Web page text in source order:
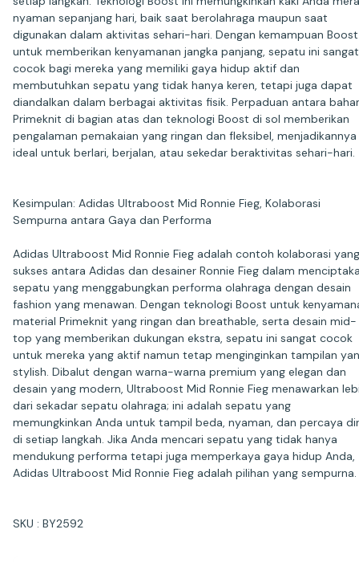
nyaman sepanjang hari, baik saat berolahraga maupun saat
digunakan dalam aktivitas sehari-hari. Dengan kemampuan Boost
untuk memberikan kenyamanan jangka panjang, sepatu ini sangat
cocok bagi mereka yang memiliki gaya hidup aktif dan
membutuhkan sepatu yang tidak hanya keren, tetapi juga dapat
diandalkan dalam berbagai aktivitas fisik. Perpaduan antara
Primeknit di bagian atas dan teknologi Boost di sol memberikan
pengalaman pemakaian yang ringan dan fleksibel, menjadikannya
ideal untuk berlari, berjalan, atau sekedar beraktivitas sehari-hari.
Kesimpulan: Adidas Ultraboost Mid Ronnie Fieg, Kolaborasi
Sempurna antara Gaya dan Performa
Adidas Ultraboost Mid Ronnie Fieg adalah contoh kolaborasi yang
sukses antara Adidas dan desainer Ronnie Fieg dalam
sepatu yang menggabungkan performa olahraga dengan desain
fashion yang menawan. Dengan teknologi Boost untuk
material Primeknit yang ringan dan breathable, serta desain mid-
top yang memberikan dukungan ekstra, sepatu ini sangat cocok
untuk mereka yang aktif namun tetap menginginkan tampilan
stylish. Dibalut dengan warna-warna premium yang elegan dan
desain yang modern, Ultraboost Mid Ronnie Fieg menawarkan
dari sekadar sepatu olahraga; ini adalah sepatu yang
memungkinkan Anda untuk tampil beda, nyaman, dan percaya
di setiap langkah. Jika Anda mencari sepatu yang tidak hanya
mendukung performa tetapi juga memperkaya gaya hidup Anda,
Adidas Ultraboost Mid Ronnie Fieg adalah pilihan yang sempurna.
SKU : BY2592